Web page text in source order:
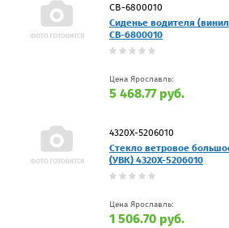
СВ-6800010
Сиденье водителя
СВ-6800010
Цена Ярославль:
5 468.77 руб.
4320Х-5206010
Стекло ветровое
(УВК) 4320Х-5206010
Цена Ярославль:
1 506.70 руб.